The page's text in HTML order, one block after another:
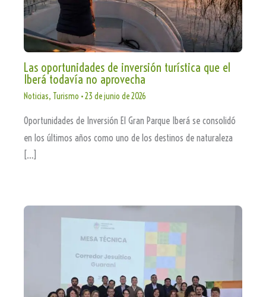
Las oportunidades de inversión turística que el
Iberá todavía no aprovecha
Noticias, Turismo •23 de junio de 2026
Oportunidades de Inversión El Gran Parque Iberá se consolidó
en los últimos años como uno de los destinos de naturaleza
[…]